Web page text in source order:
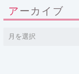
アーカイブ